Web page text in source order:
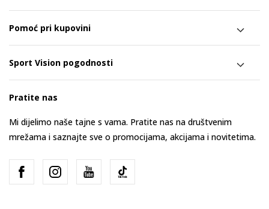
Pomoć pri kupovini
Sport Vision pogodnosti
Pratite nas
Mi dijelimo naše tajne s vama. Pratite nas na društvenim
mrežama i saznajte sve o promocijama, akcijama i novitetima.